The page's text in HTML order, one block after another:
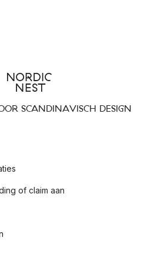
SCANDINAVISCH DESIGN
of claim aan